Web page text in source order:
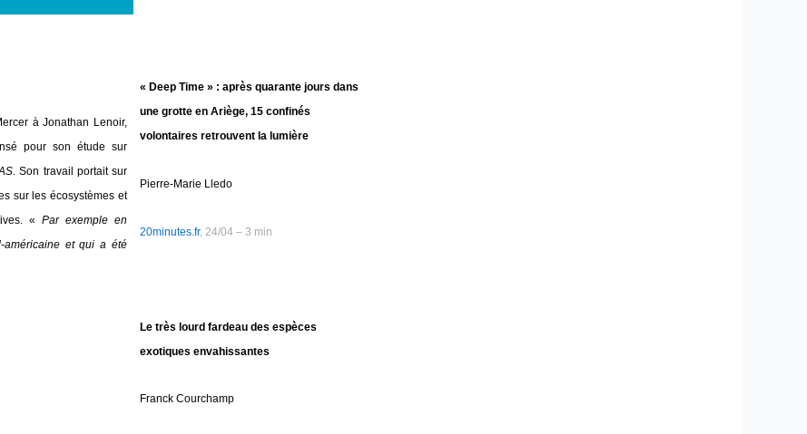
« Deep Time » : après quarante jours dans
une grotte en Ariège, 15 confinés
volontaires retrouvent la lumière
Pierre-Marie Lledo
20minutes.fr, 24/04 – 3 min
Le très lourd fardeau des espèces
exotiques envahissantes
Franck Courchamp
à Jonathan Lenoir,
pour son étude sur
. Son travail portait sur
sur les écosystèmes et
« Par exemple en
et qui a été